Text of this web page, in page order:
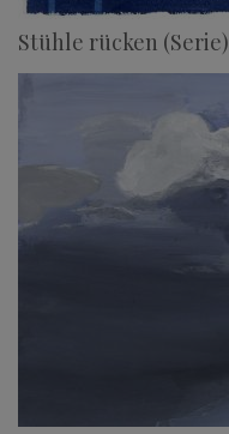
Stühle rücken (Serie)